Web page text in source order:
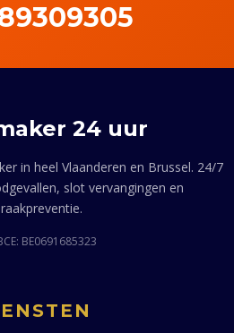
24 uur
in heel Vlaanderen en Brussel. 24/7
slot vervangingen en
BE0691685323